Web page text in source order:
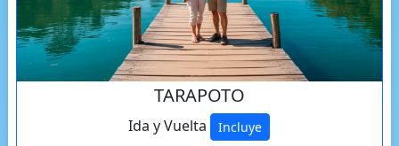
TARAPOTO
Ida y Vuelta Incluye